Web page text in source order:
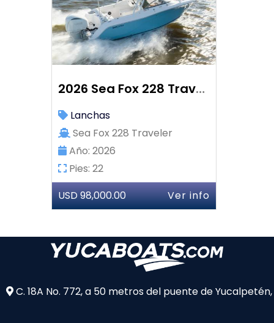
2026 Sea Fox 228 Traveler
Lanchas
Sea Fox 228 Traveler
Año: 2026
Pies: 22
USD 98,000.00
Ver info
C. 18A No. 772, a 50 metros del puente de